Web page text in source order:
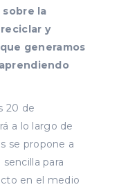
la
y
generamos
20 de
a lo largo de
se propone a
para
en el medio